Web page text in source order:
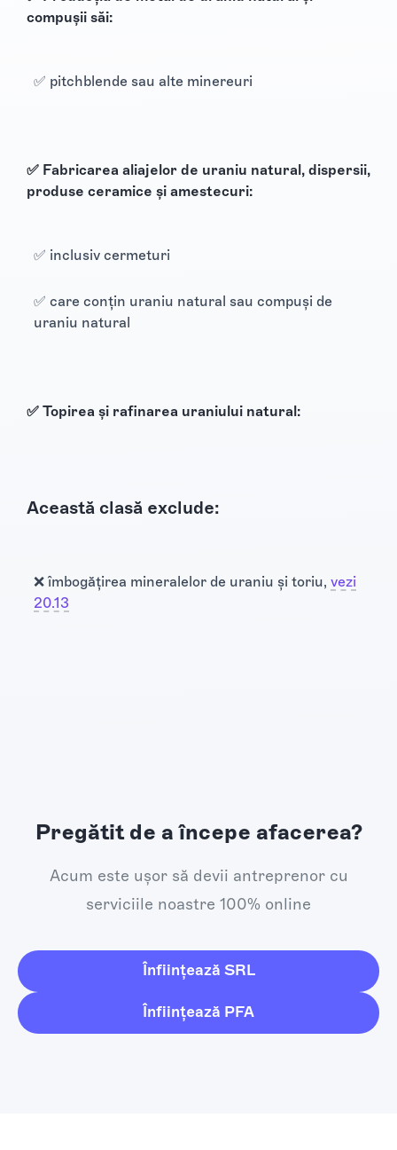
compușii săi:
✅ pitchblende sau alte minereuri
✅ Fabricarea aliajelor de uraniu natural, dispersii,
produse ceramice și amestecuri:
✅ inclusiv cermeturi
✅ care conțin uraniu natural sau compuși de
uraniu natural
✅ Topirea și rafinarea uraniului natural:
Această clasă exclude:
❌ îmbogățirea mineralelor de uraniu și toriu, vezi
20.13
Pregătit de a începe afacerea?
Acum este ușor să devii antreprenor cu
serviciile noastre 100% online
Înființează SRL
Înființează PFA